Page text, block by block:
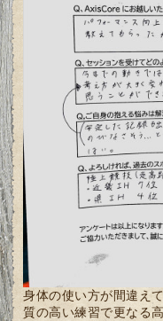
身体の使い方が間違え
質の高い練習で更なる